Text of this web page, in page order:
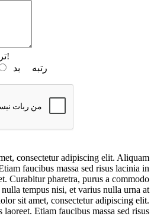
HTML ترجمه نمی شود!
رتبه بد
consectetur adipiscing elit. Aliquam
faucibus massa sed risus lacinia in
Curabitur pharetra, purus a commodo
tempus nisi, et varius nulla urna at
sit amet, consectetur adipiscing elit.
laoreet. Etiam faucibus massa sed risus